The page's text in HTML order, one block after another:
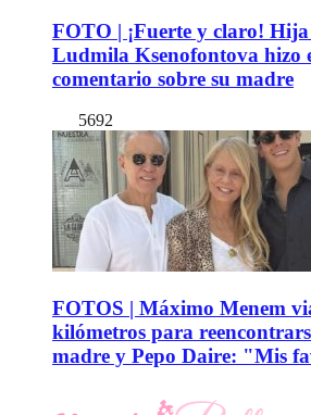
FOTO | ¡Fuerte y claro!
Ludmila Ksenofontova hizo
comentario sobre su madre
5692
FOTOS | Máximo Menem
kilómetros para
madre y Pepo Daire: "Mis